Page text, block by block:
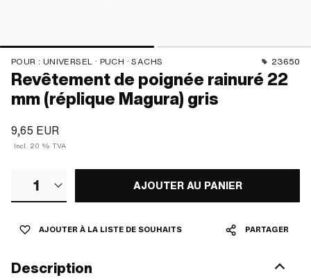
POUR : UNIVERSEL · PUCH · SACHS 23650
Revêtement de poignée rainuré 22
mm (réplique Magura) gris
9,65 EUR
Incl. 20 % TVA
1 AJOUTER AU PANIER
AJOUTER À LA LISTE DE SOUHAITS PARTAGER
Description